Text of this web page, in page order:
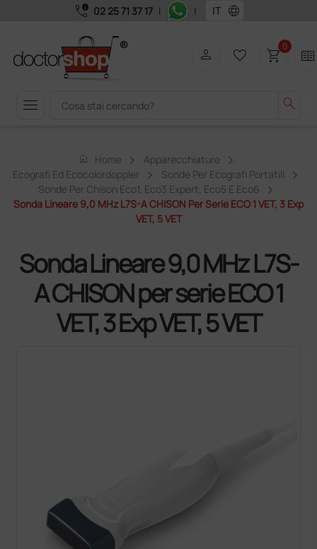
call_quality 02 25 71 37 17 | | language
menu search
person favorite_border shopping_cart0 two_pager
home Home
Apparecchiature
Ecografi Ed Ecocolordoppler
Sonde Per Ecografi Portatili
Sonde Per Chison Eco1, Eco3 Expert, Eco5 E Eco6
Sonda Lineare 9,0 MHz L7S-A CHISON Per Serie ECO 1 VET, 3 Exp
VET, 5 VET
Sonda Lineare 9,0 MHz L7S-
A CHISON per serie ECO 1
VET, 3 Exp VET, 5 VET